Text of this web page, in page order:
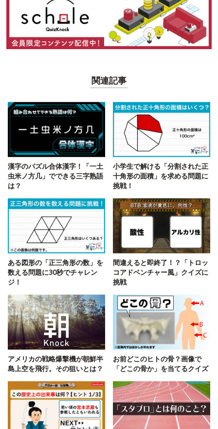
関連記事
漢字のパズル合体漢字！「一土
虫米ノ方几」でできる三字熟語
は？
小学生で解ける「分割された正
十角形の面積」を求める問題に
挑戦！
ある図形の「正三角形の数」を
数える問題に30秒でチャレン
ジ！
間違えると即終了！？「トロッ
コアドベンチャー風」クイズに
挑戦
アメリカの戦略爆撃機が朝鮮半
島上空を飛行。その狙いとは？
お前どこのヒトの骨？画像で
「どこの骨か」を当てるクイズ